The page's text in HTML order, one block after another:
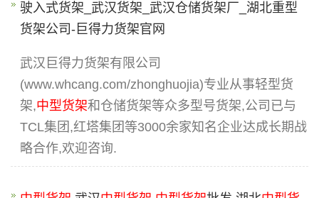
驶入式货架_武汉货架_武汉仓储货架厂_湖北重型
货架公司-巨得力货架官网
武汉巨得力货架有限公司
(www.whcang.com/zhonghuojia)专业从事轻型货
架,中型货架和仓储货架等众多型号货架,公司已与
TCL集团,红塔集团等3000余家知名企业达成长期战
略合作,欢迎咨询.